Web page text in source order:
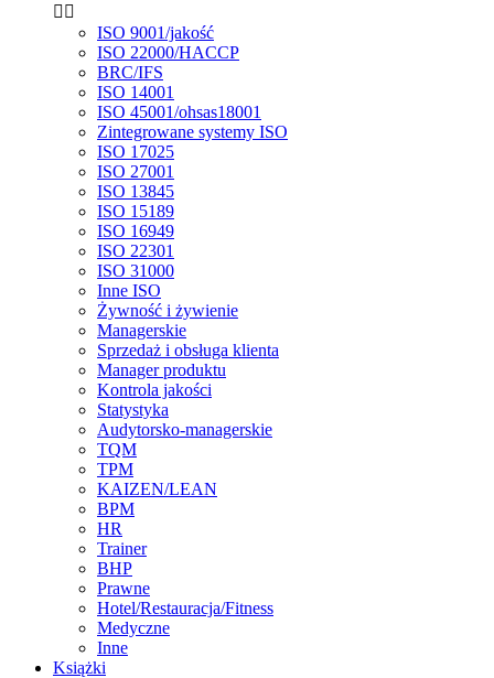
 
ISO 9001/jakość
ISO 22000/HACCP
BRC/IFS
ISO 14001
ISO 45001/ohsas18001
Zintegrowane systemy ISO
ISO 17025
ISO 27001
ISO 13845
ISO 15189
ISO 16949
ISO 22301
ISO 31000
Inne ISO
Żywność i żywienie
Managerskie
Sprzedaż i obsługa klienta
Manager produktu
Kontrola jakości
Statystyka
Audytorsko-managerskie
TQM
TPM
KAIZEN/LEAN
BPM
HR
Trainer
BHP
Prawne
Hotel/Restauracja/Fitness
Medyczne
Inne
Książki